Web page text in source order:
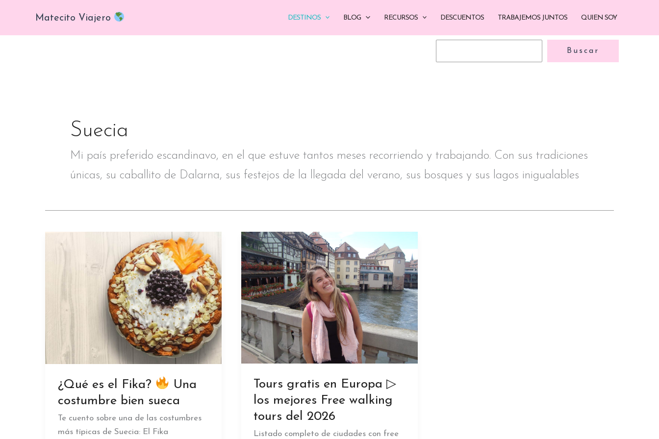
contenido
Matecito Viajero DESTINOS BLOG RECURSOS DESCUENTOS TRABAJEMOS JUNTOS QUIEN SOY
Buscar Buscar
Suecia
Mi país preferido escandinavo, en el que estuve tantos meses recorriendo y trabajando. Con sus tradiciones
únicas, su caballito de Dalarna, sus festejos de la llegada del verano, sus bosques y sus lagos inigualables
¿Qué es el Fika?
Una
costumbre bien sueca
Te cuento sobre una de las costumbres
más típicas de Suecia: El Fika
Tours gratis en Europa ▷
los mejores Free walking
tours del 2026
Listado completo de ciudades con free